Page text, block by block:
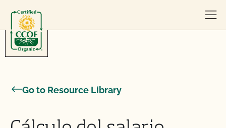
Go to Resource Library